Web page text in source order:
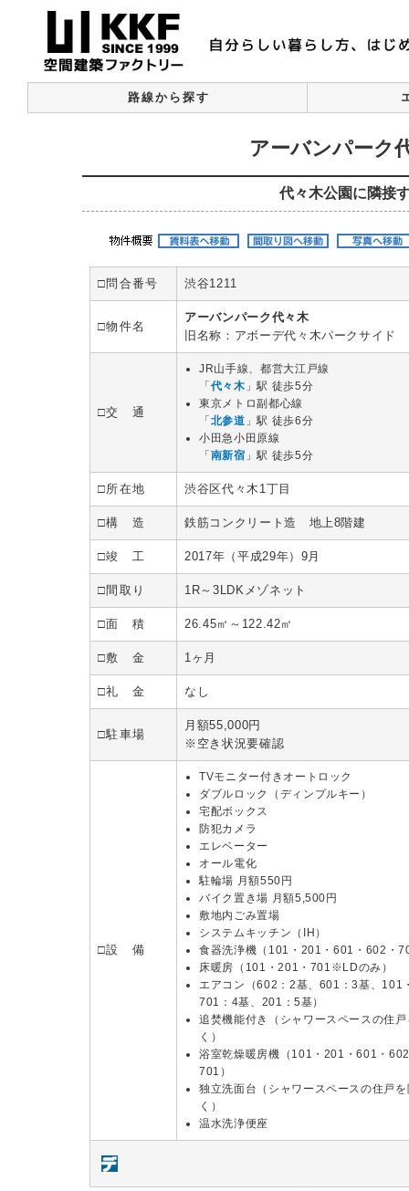
路線から探す
アーバンパー
代々木公園に隣接
□問合番号 渋谷1211
□物件名
アーバンパーク代々木
旧名称：アボーデ代々木パークサイド
□交 通
JR山手線、都営大江戸線
「 代々木 」駅 徒歩5分
東京メトロ副都心線
「 北参道 」駅 徒歩6分
小田急小田原線
「 南新宿 」駅 徒歩5分
□所在地 渋谷区代々木1丁目
□構 造 鉄筋コンクリート造 地上8階建
□竣 工 2017年（平成29年）9月
□間取り 1R～3LDKメゾネット
□面 積 26.45㎡～122.42㎡
□敷 金 1ヶ月
□礼 金 なし
□駐車場
月額55,000円
※空き状況要確認
□設 備
TVモニター付きオートロック
ダブルロック（ディンプルキー）
宅配ボックス
防犯カメラ
エレベーター
オール電化
駐輪場 月額550円
バイク置き場 月額5,500円
敷地内ごみ置場
システムキッチン（IH）
食器洗浄機（101・201・601・602・
床暖房（101・201・701※LDのみ）
エアコン（602：2基、601：3基、101
701：4基、201：5基）
追焚機能付き（シャワースペースの住
く）
浴室乾燥暖房機（101・201・601・
701）
独立洗面台（シャワースペースの住戸を
く）
温水洗浄便座